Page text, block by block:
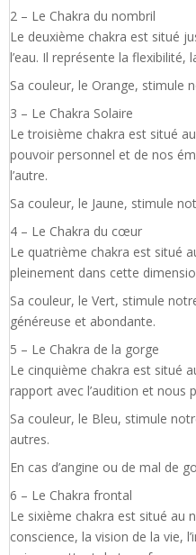
2 – Le Chakra du nombril
Le deuxième chakra est situé
l’eau. Il représente la
Sa couleur, le Orange, stimule
3 – Le Chakra Solaire
Le troisième chakra est situé
pouvoir personnel et de nos
l’autre.
Sa couleur, le Jaune, stimule
4 – Le Chakra du cœur
Le quatrième chakra est situé
pleinement dans cette
Sa couleur, le Vert, stimule
généreuse et abondante.
5 – Le Chakra de la gorge
Le cinquième chakra est situé
rapport avec l’audition et nous
Sa couleur, le Bleu, stimule
autres.
En cas d’angine ou de mal de
6 – Le Chakra frontal
Le sixième chakra est situé au
conscience, la vision de la vie,